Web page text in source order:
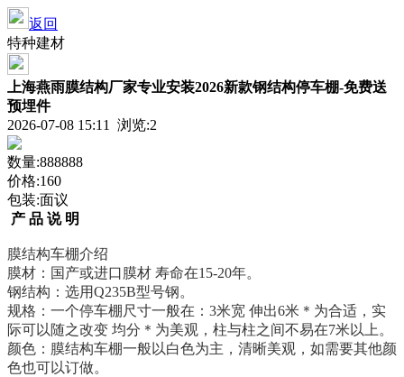
返回
特种建材
上海燕雨膜结构厂家专业安装2026新款钢结构停车棚-免费送
预埋件
2026-07-08 15:11 浏览:2
数量:888888
价格:160
包装:面议
产 品 说 明
膜结构车棚介绍
膜材：国产或进口膜材 寿命在15-20年。
钢结构：选用Q235B型号钢。
规格：一个停车棚尺寸一般在： 3米宽 伸出6米＊为合适，实
际可以随之改变 均分＊为美观，柱与柱之间不易在7米以上。
颜色：膜结构车棚一般以白色为主，清晰美观，如需要其他颜
色也可以订做。